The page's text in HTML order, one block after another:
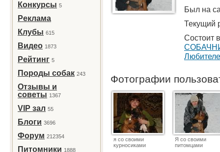
Конкурсы 5
Реклама
Клубы 615
Видео 1873
Рейтинг 5
Породы собак 243
Отзывы и
советы 1367
VIP зал 55
Блоги 3696
Форум 212354
Питомники 1888
Был на
Текущий
Состоит
Фотографии
я со своими
курносиками
Я со своими
питомцами